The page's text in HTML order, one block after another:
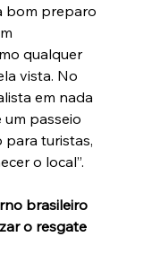
bom preparo
qualquer
vista. No
em nada
passeio
para turistas,
o local”.
brasileiro
o resgate